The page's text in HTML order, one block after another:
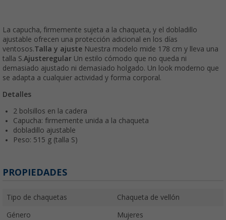
La capucha, firmemente sujeta a la chaqueta, y el dobladillo
ajustable ofrecen una protección adicional en los días
ventosos.Talla y ajuste Nuestra modelo mide 178 cm y lleva una
talla S.Ajusteregular Un estilo cómodo que no queda ni
demasiado ajustado ni demasiado holgado. Un look moderno que
se adapta a cualquier actividad y forma corporal.
Detalles
2 bolsillos en la cadera
Capucha: firmemente unida a la chaqueta
dobladillo ajustable
Peso: 515 g (talla S)
PROPIEDADES
Tipo de chaquetas Chaqueta de vellón
Género Mujeres